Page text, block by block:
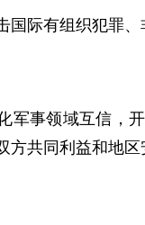
国际有组织犯罪
军事领域互信，
方共同利益和地区